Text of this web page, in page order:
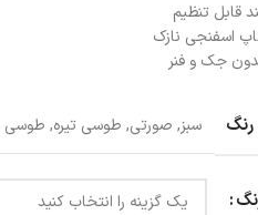
قابل تنظیم
اسفنجی نازک
جک و فنر
رنگ سبز, صورتی, طوسی تیره, طوسی